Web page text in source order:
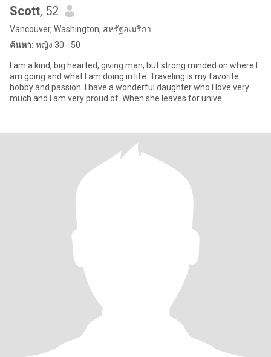
Scott, 52
Vancouver, Washington, สหรัฐอเมริกา
ค้นหา: หญิง 30 - 50
I am a kind, big hearted, giving man, but strong minded on where I
am going and what I am doing in life. Traveling is my favorite
hobby and passion. I have a wonderful daughter who I love very
much and I am very proud of. When she leaves for unive